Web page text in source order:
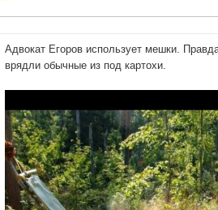
Адвокат Егоров использует мешки.
врядли обычные из под картохи.